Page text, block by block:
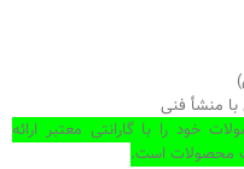
منشأ فنی
خود را با گارانتی معتبر ارائه
محصولات است.